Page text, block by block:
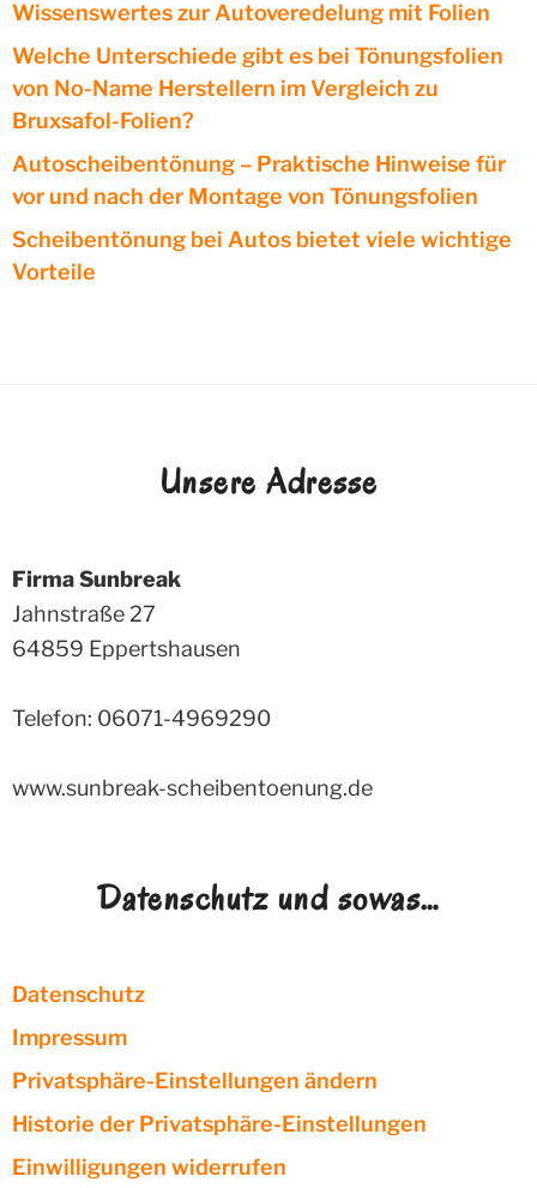
Wissenswertes zur Autoveredelung mit Folien
Welche Unterschiede gibt es bei Tönungsfolien
von No-Name Herstellern im Vergleich zu
Bruxsafol-Folien?
Autoscheibentönung – Praktische Hinweise für
vor und nach der Montage von Tönungsfolien
Scheibentönung bei Autos bietet viele wichtige
Vorteile
Unsere Adresse
Firma Sunbreak
Jahnstraße 27
64859 Eppertshausen
Telefon: 06071-4969290
www.sunbreak-scheibentoenung.de
Datenschutz und sowas…
Datenschutz
Impressum
Privatsphäre-Einstellungen ändern
Historie der Privatsphäre-Einstellungen
Einwilligungen widerrufen